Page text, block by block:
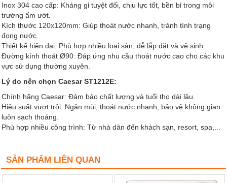
Inox 304 cao cấp: Kháng gỉ tuyệt đối, chịu lực tốt, bền bỉ trong môi
trường ẩm ướt.
Kích thước 120x120mm: Giúp thoát nước nhanh, tránh tình trạng
đọng nước.
Thiết kế hiện đại: Phù hợp nhiều loại sàn, dễ lắp đặt và vệ sinh.
Đường kính thoát Ø90: Đáp ứng nhu cầu thoát nước cao cho các khu
vực sử dụng thường xuyên.
Lý do nên chọn Caesar ST1212E:
Chính hãng Caesar: Đảm bảo chất lượng và tuổi thọ dài lâu.
Hiệu suất vượt trội: Ngăn mùi, thoát nước nhanh, bảo vệ không gian
luôn sạch thoáng.
Phù hợp nhiều công trình: Từ nhà dân đến khách sạn, resort, spa,...
SẢN PHẨM LIÊN QUAN